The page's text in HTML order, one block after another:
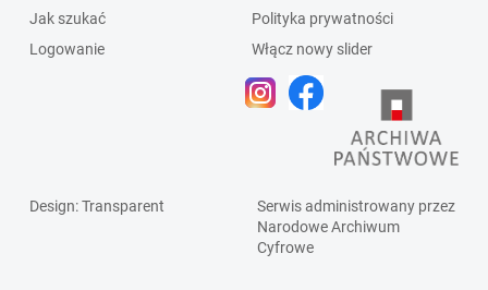
Jak szukać
Logowanie
Polityka prywatności
Włącz nowy slider
Design: Transparent
Serwis administrowany przez
Narodowe Archiwum
Cyfrowe